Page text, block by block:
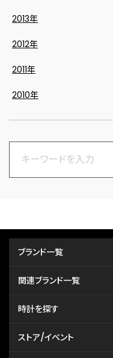
2013年
2012年
2011年
2010年
ブランド一覧
関連ブランド一覧
時計を探す
ストア/イベント